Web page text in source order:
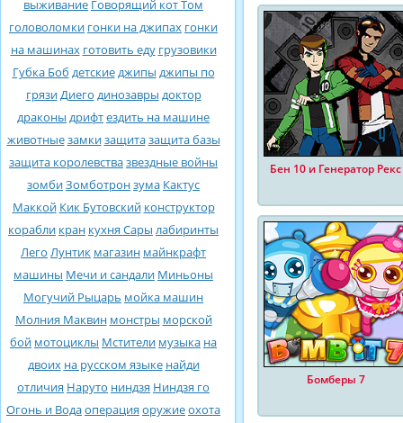
выживание Говорящий кот Том
головоломки гонки на джипах гонки
на машинах готовить еду грузовики
Губка Боб детскиеджипы джипы по
грязиДиего динозавры доктор
драконы дрифтездить на машине
животныезамкизащитазащита базы
защита королевствазвездные войны
зомбиЗомботронзума Кактус
Маккой Кик Бутовский конструктор
корабли кран кухня Сары лабиринты
Лего Лунтик магазин майнкрафт
машины Мечи и сандали Миньоны
Могучий Рыцарь мойка машин
Молния Маквин монстры морской
бой мотоциклы Мстители музыка на
двоих на русском языке найди
отличия Наруто ниндзя Ниндзя го
Огонь и Водаоперация оружиеохота
Бен 10 и Генератор Рекс
Бомберы 7